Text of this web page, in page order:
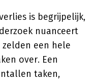
is begrijpelijk,
nuanceert
een hele
over. Een
taken,